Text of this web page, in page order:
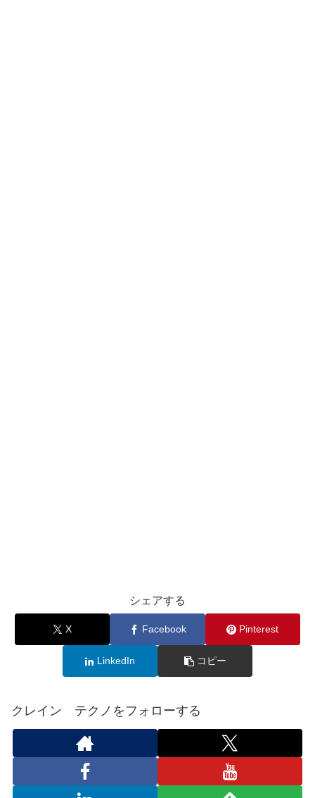
シェアする
X Facebook Pinterest
LinkedIn コピー
クレイン テクノをフォローする